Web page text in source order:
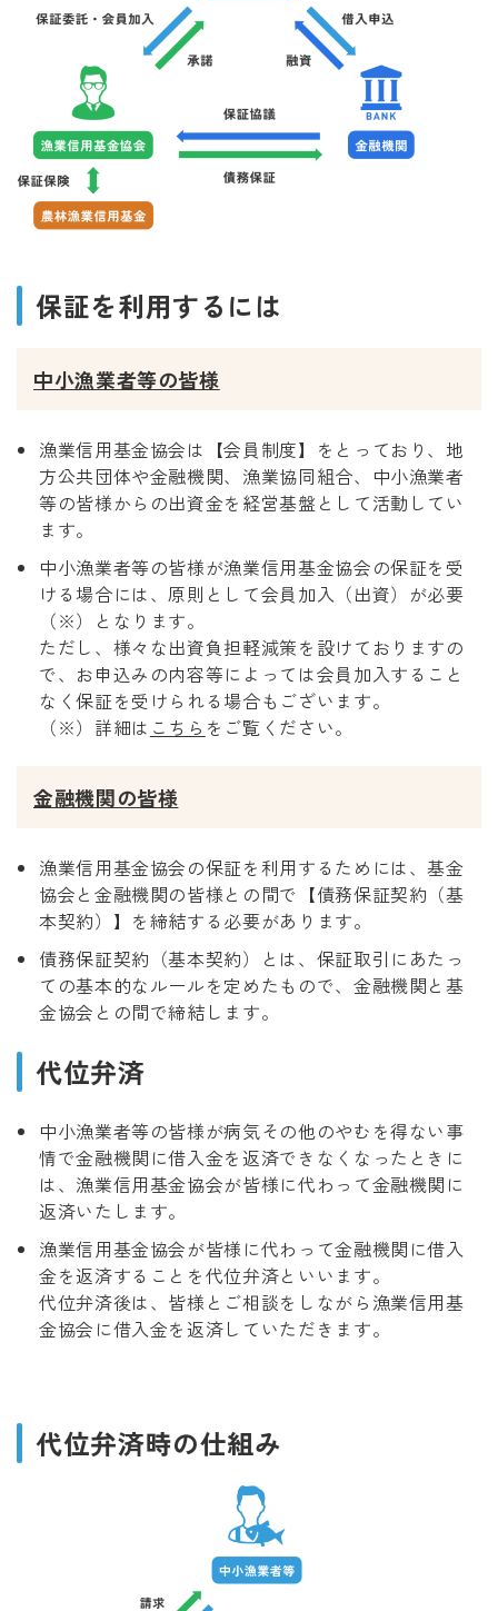
保証を利用するには
中小漁業者等の皆様
漁業信用基金協会は【会員制度】をとっており、地
方公共団体や金融機関、漁業協同組合、中小漁業者
等の皆様からの出資金を経営基盤として活動してい
ます。
中小漁業者等の皆様が漁業信用基金協会の保証を受
ける場合には、原則として会員加入（出資）が必要
（※）となります。
ただし、様々な出資負担軽減策を設けておりますの
で、お申込みの内容等によっては会員加入すること
なく保証を受けられる場合もございます。
（※）詳細は こちら をご覧ください。
金融機関の皆様
漁業信用基金協会の保証を利用するためには、基金
協会と金融機関の皆様との間で【債務保証契約（基
本契約）】を締結する必要があります。
債務保証契約（基本契約）とは、保証取引にあたっ
ての基本的なルールを定めたもので、金融機関と基
金協会との間で締結します。
代位弁済
中小漁業者等の皆様が病気その他のやむを得ない事
情で金融機関に借入金を返済できなくなったときに
は、漁業信用基金協会が皆様に代わって金融機関に
返済いたします。
漁業信用基金協会が皆様に代わって金融機関に借入
金を返済することを代位弁済といいます。
代位弁済後は、皆様とご相談をしながら漁業信用基
金協会に借入金を返済していただきます。
代位弁済時の仕組み